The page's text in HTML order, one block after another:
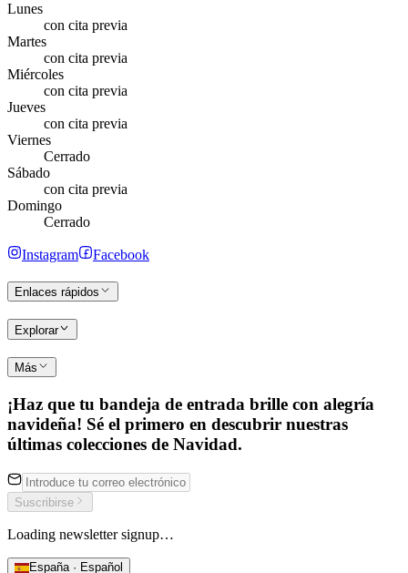
Lunes
con cita previa
Martes
con cita previa
Miércoles
con cita previa
Jueves
con cita previa
Viernes
Cerrado
Sábado
con cita previa
Domingo
Cerrado
Instagram Facebook
Enlaces rápidos
Explorar
Más
¡Haz que tu bandeja de entrada brille con alegría
navideña! Sé el primero en descubrir nuestras
últimas colecciones de Navidad.
Suscribirse
Loading newsletter signup…
España · Español